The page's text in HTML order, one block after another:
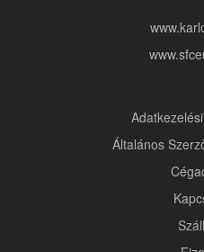
Általános